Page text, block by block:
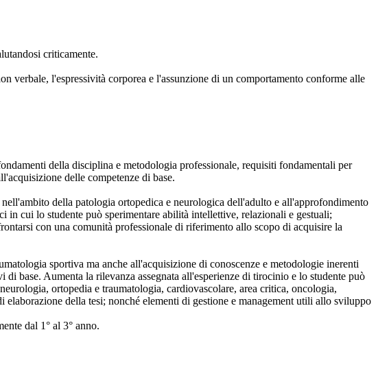
criticamente.
verbale, l'espressività corporea e l'assunzione di un comportamento conforme alle
della disciplina e metodologia professionale, requisiti fondamentali per
delle competenze di base.
della patologia ortopedica e neurologica dell'adulto e all'approfondimento
cui lo studente può sperimentare abilità intellettive, relazionali e gestuali;
con una comunità professionale di riferimento allo scopo di acquisire la
sportiva ma anche all'acquisizione di conoscenze e metodologie inerenti
base. Aumenta la rilevanza assegnata all'esperienze di tirocinio e lo studente può
ortopedia e traumatologia, cardiovascolare, area critica, oncologia,
della tesi; nonché elementi di gestione e management utili allo sviluppo
dal 1° al 3° anno.